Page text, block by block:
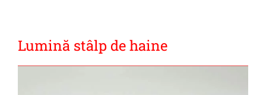
Lumină stâlp de haine